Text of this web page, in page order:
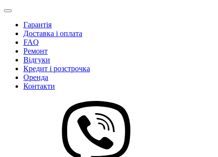
Гарантія
Доставка і оплата
FAQ
Ремонт
Відгуки
Кредит і розстрочка
Оренда
Контакти